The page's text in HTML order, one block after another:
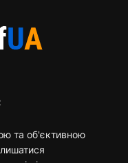
та об'єктивною